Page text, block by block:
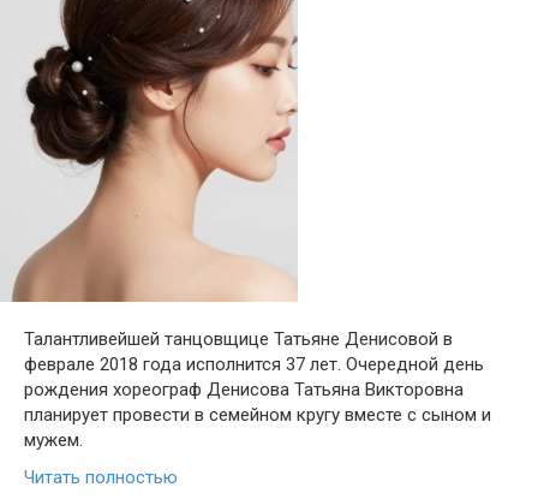
Талантливейшей танцовщице Татьяне Денисовой в
феврале 2018 года исполнится 37 лет. Очередной день
рождения хореограф Денисова Татьяна Викторовна
планирует провести в семейном кругу вместе с сыном и
мужем.
Читать полностью